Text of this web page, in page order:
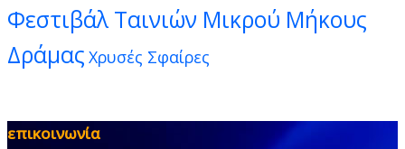
Φεστιβάλ Ταινιών Μικρού Μήκους
Δράμας Χρυσές Σφαίρες
επικοινωνία